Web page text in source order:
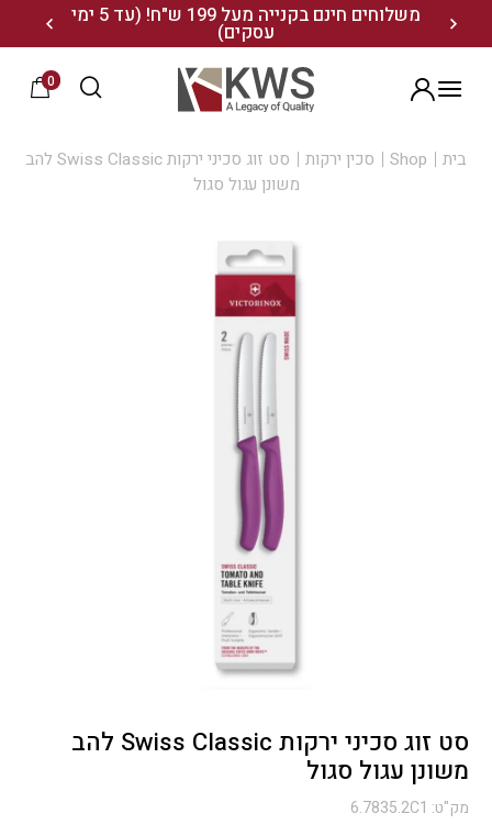
משלוחים חינם בקנייה מעל 199 ש"ח! (עד 5 ימי
עסקים) 20% הנחה על מגוון התיקים השוויצריים לחצו כאן>>
0
בית Shop סכין ירקות
סט זוג סכיני ירקות Swiss Classic להב
משונן עגול סגול
סט זוג סכיני ירקות Swiss Classic להב
משונן עגול סגול
מק"ט: 6.7835.2C1